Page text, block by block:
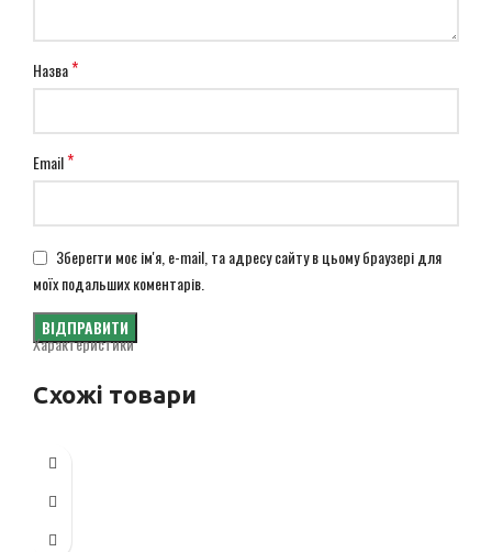
Назва*
Email*
Зберегти моє ім'я, e-mail, та адресу сайту в цьому браузері для
моїх подальших коментарів.
Характеристики
Схожі товари